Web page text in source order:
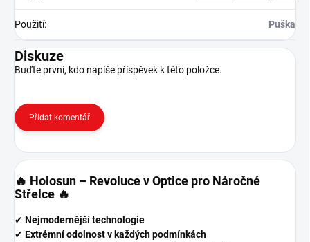
Použití: Puška
Diskuze
Buďte první, kdo napíše příspěvek k této položce.
Přidat komentář
🔥 Holosun – Revoluce v Optice pro Náročné
Střelce 🔥
✔ Nejmodernější technologie
✔ Extrémní odolnost v každých podmínkách